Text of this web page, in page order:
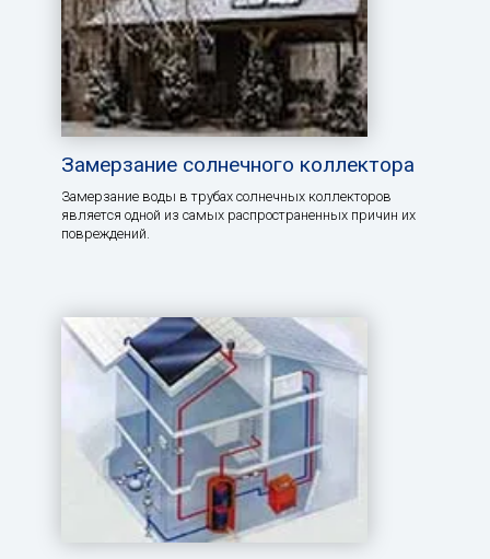
Замерзание солнечного коллектора
Замерзание воды в трубах солнечных коллекторов
является одной из самых распространенных причин их
повреждений.